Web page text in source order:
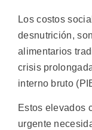
Los costos
desnutrición,
alimentarios
crisis
interno bruto
Estos elevados
urgente